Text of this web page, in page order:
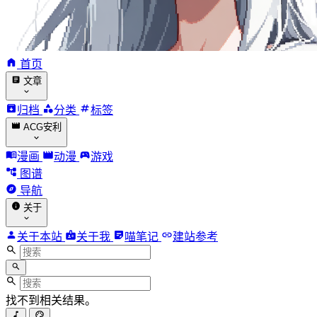
首页
文章
归档 分类 标签
ACG安利
漫画 动漫
游戏
图谱
导航
关于
关于本站 关于我 喵笔记 建站参考
找不到相关结果。